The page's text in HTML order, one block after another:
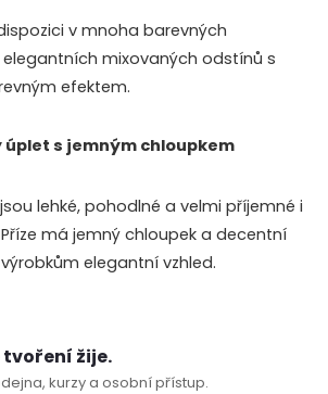
v mnoha barevných
mixovaných odstínů s
efektem.
s jemným chloupkem
lehké, pohodlné a velmi příjemné i
má jemný chloupek a decentní
elegantní vzhled.
žije.
kurzy a osobní přístup.